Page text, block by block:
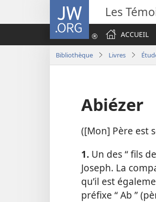
JW.ORG Les
ACCUEIL
Bibliothèque Livres
Abiézer
([Mon] Père est
1. Un des “ fils
Joseph. La
qu’il est
préfixe “ Ab ”